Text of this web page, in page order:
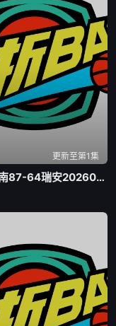
更新至第1集
浙BA 苍南87-64瑞安20260807